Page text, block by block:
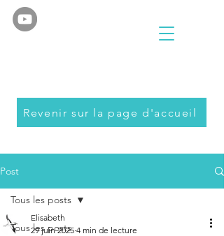
Revenir sur la page d'accueil
Post
Tous les posts
Tous les posts
Elisabeth
29 juin 2025 4 min de lecture